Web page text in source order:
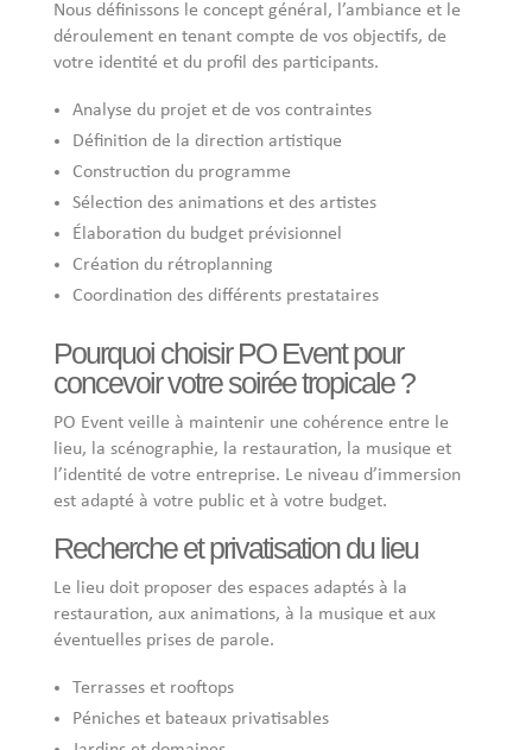
Nous définissons le concept général, l’ambiance et le
déroulement en tenant compte de vos objectifs, de
votre identité et du profil des participants.
Analyse du projet et de vos contraintes
Définition de la direction artistique
Construction du programme
Sélection des animations et des artistes
Élaboration du budget prévisionnel
Création du rétroplanning
Coordination des différents prestataires
Pourquoi choisir PO Event pour
concevoir votre soirée tropicale ?
PO Event veille à maintenir une cohérence entre le
lieu, la scénographie, la restauration, la musique et
l’identité de votre entreprise. Le niveau d’immersion
est adapté à votre public et à votre budget.
Recherche et privatisation du lieu
Le lieu doit proposer des espaces adaptés à la
restauration, aux animations, à la musique et aux
éventuelles prises de parole.
Terrasses et rooftops
Péniches et bateaux privatisables